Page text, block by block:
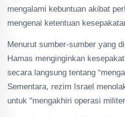
mengalami kebuntuan akibat
mengenai ketentuan
Menurut sumber-sumber yang
Hamas menginginkan
secara langsung tentang
Sementara, rezim Israel
untuk "mengakhiri operasi